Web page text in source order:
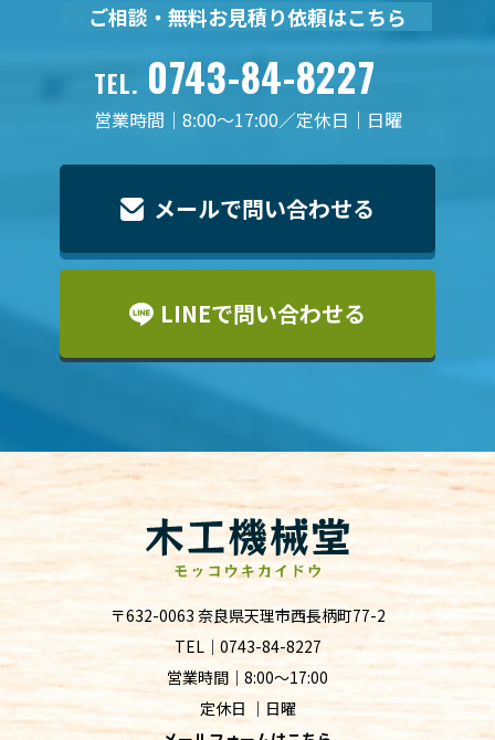
ご相談・無料お見積り依頼はこちら
TEL. 0743-84-8227
営業時間｜8:00～17:00／定休日｜日曜
メールで問い合わせる
LINEで問い合わせる
〒632-0063 奈良県天理市西長柄町77-2
TEL｜0743-84-8227
営業時間｜8:00～17:00
定休日 ｜日曜